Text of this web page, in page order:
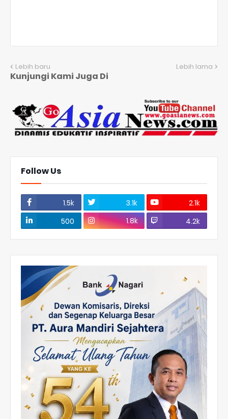
Lebih baru Lebih lama
Kunjungi Kami Juga Di
Follow Us
1.5k 3.1k
2.1k
500
1.8k 4.2k